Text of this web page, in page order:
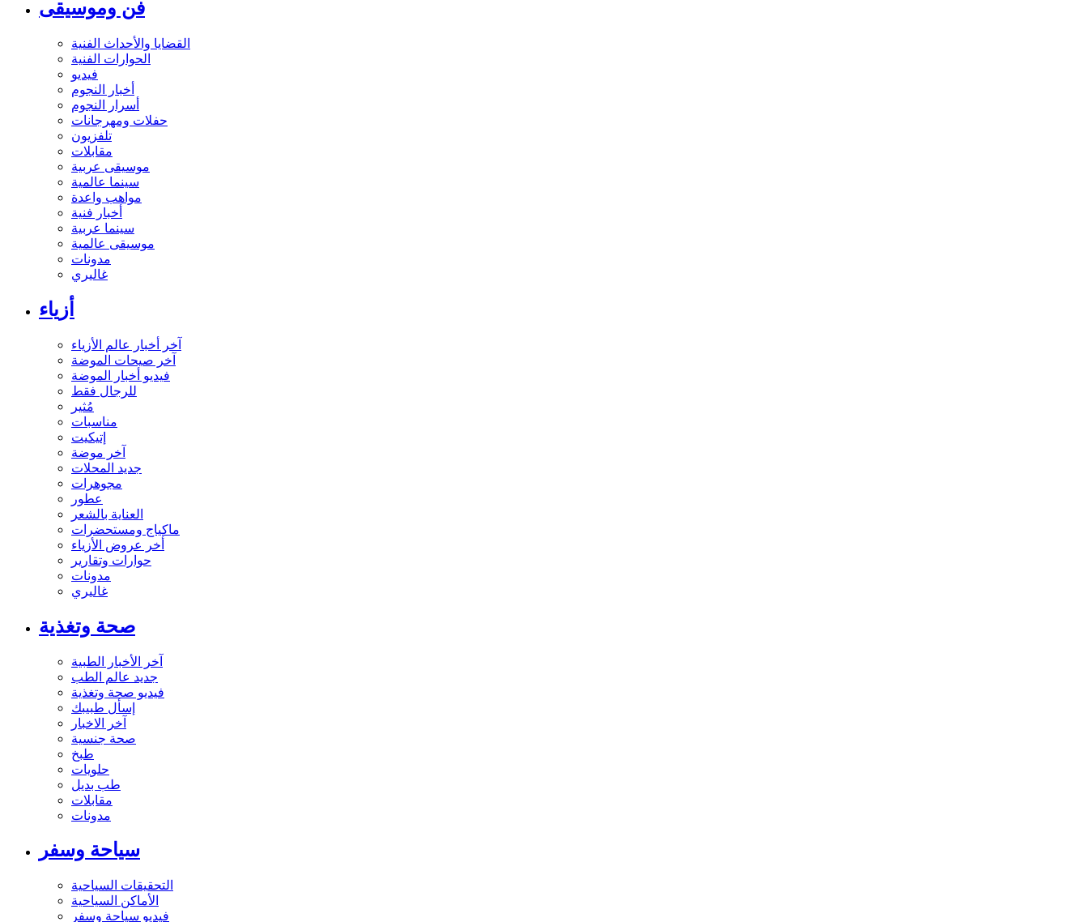
فن وموسيقى
القضايا والأحداث الفنية
الحوارات الفنية
فيديو
أخبار النجوم
أسرار النجوم
حفلات ومهرجانات
تلفزيون
مقابلات
موسيقى عربية
سينما عالمية
مواهب واعدة
أخبار فنية
سينما عربية
موسيقى عالمية
مدونات
غاليري
أزياء
آخر أخبار عالم الأزياء
آخر صيحات الموضة
فيديو أخبار الموضة
للرجال فقط
مُثير
مناسبات
إتيكيت
آخر موضة
جديد المحلات
مجوهرات
عطور
العناية بالشعر
ماكياج ومستحضرات
أخر عروض الأزياء
حوارات وتقارير
مدونات
غاليري
صحة وتغذية
آخر الأخبار الطبية
جديد عالم الطب
فيديو صحة وتغذية
إسأل طبيبك
آخر الاخبار
صحة جنسية
طبخ
حلويات
طب بديل
مقابلات
مدونات
سياحة وسفر
التحقيقات السياحية
الأماكن السياحية
فيديو سياحة وسفر